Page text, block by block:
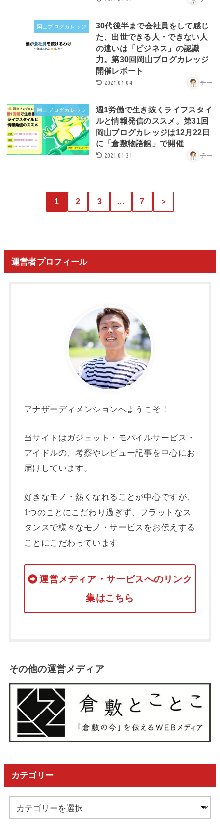
岡山ブログカレッジ
30代後半まで会社員をして感じ
た、出世できる人・できない人
の違いは「ビジネス」の認識
力。第30回岡山ブログカレッジ
開催レポート
2021.01.04 チー
岡山ブログカレッジ
週1労働で生き抜くライフスタイ
ルと情報発信のススメ。第31回
岡山ブログカレッジは12月22日
に「倉敷物語館」で開催
2021.01.31 チー
1 2 3 … 7 ＞
運営者プロフィール
アナザーディメンションへようこそ！
当サイトはガジェット・モバイルサービス・
アイドルの、考察やレビュー記事を中心にお
届けしています。
好きなモノ・熱くなれることが中心ですが、
1つのことにこだわり過ぎず、フラットなス
タンスで様々なモノ・サービスをお伝えする
ことにこだわっています
運営メディア・サービスへのリンク
集はこちら
その他の運営メディア
カテゴリー